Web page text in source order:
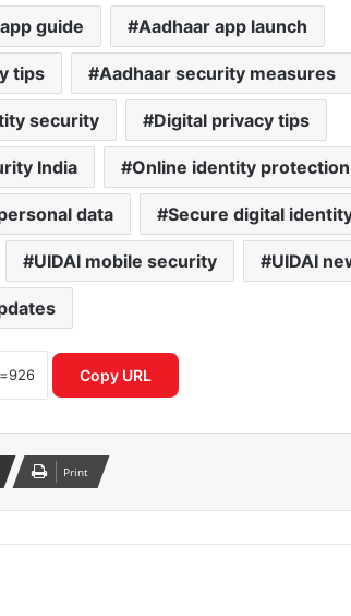
guide Aadhaar app launch
tips Aadhaar security measures
security Digital privacy tips
India Online identity protection
data Secure digital
UIDAI mobile security UIDAI
Copy URL
Print
रियल टाइम एक्शन से बचाए गए